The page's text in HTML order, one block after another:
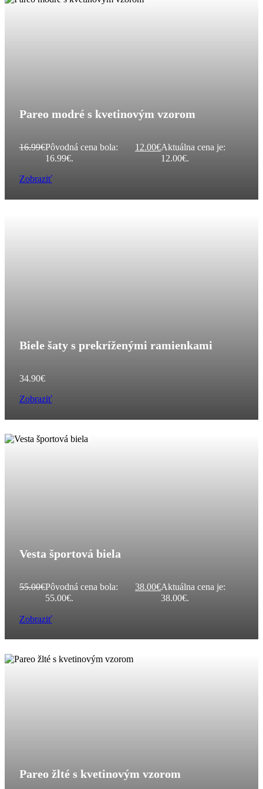
Pareo modré s kvetinovým vzorom
16.99€Pôvodná cena bola:
16.99€.
12.00€Aktuálna cena je:
12.00€.
Zobraziť
Biele šaty s prekríženými ramienkami
34.90€
Zobraziť
Vesta športová biela
55.00€Pôvodná cena bola:
55.00€.
38.00€Aktuálna cena je:
38.00€.
Zobraziť
Pareo žlté s kvetinovým vzorom